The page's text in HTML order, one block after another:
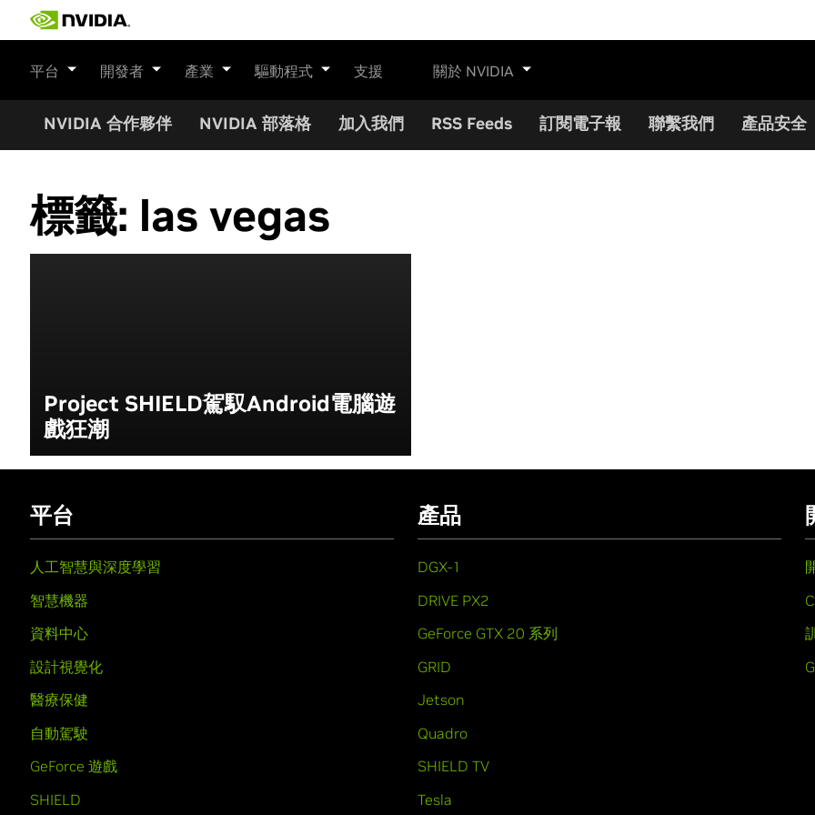
平台 開發者 產業 驅動程式 支援 關於 NVIDIA
NVIDIA 合作夥伴 NVIDIA 部落格 加入我們 RSS Feeds 訂閱電子報 聯繫我們 產品安全
標籤: las vegas
Project SHIELD駕馭Android電腦遊
戲狂潮
平台
人工智慧與深度學習
智慧機器
資料中心
設計視覺化
醫療保健
自動駕駛
GeForce 遊戲
SHIELD
產品
DGX-1
DRIVE PX2
GeForce GTX 20 系列
GRID
Jetson
Quadro
SHIELD TV
Tesla